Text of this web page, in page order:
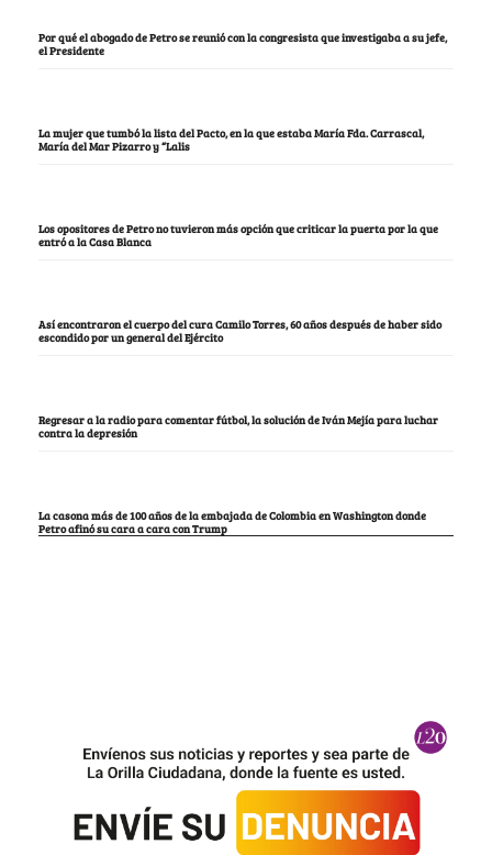
Por qué el abogado de Petro se reunió con la congresista que investigaba a su jefe,
el Presidente
La mujer que tumbó la lista del Pacto, en la que estaba María Fda. Carrascal,
María del Mar Pizarro y “Lalis
Los opositores de Petro no tuvieron más opción que criticar la puerta por la que
entró a la Casa Blanca
Así encontraron el cuerpo del cura Camilo Torres, 60 años después de haber sido
escondido por un general del Ejército
Regresar a la radio para comentar fútbol, la solución de Iván Mejía para luchar
contra la depresión
La casona más de 100 años de la embajada de Colombia en Washington donde
Petro afinó su cara a cara con Trump